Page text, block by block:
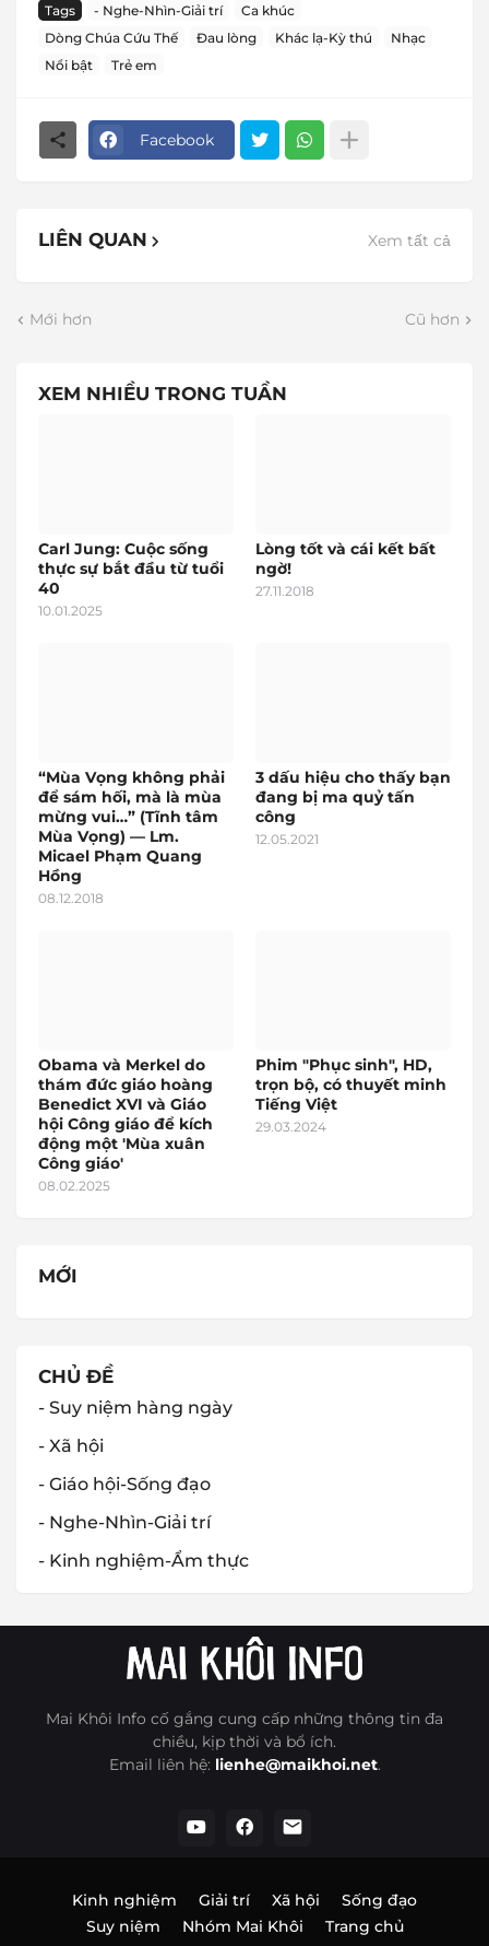
Tags - Nghe-Nhìn-Giải trí
Ca khúc
Dòng Chúa Cứu Thế
Đau lòng Khác lạ-Kỳ thú
Nhạc
Nổi bật
Trẻ em
Facebook
LIÊN QUAN Xem tất cả
Mới hơn Cũ hơn
XEM NHIỀU TRONG TUẦN
Carl Jung: Cuộc sống
thực sự bắt đầu từ tuổi
40
10.01.2025
Lòng tốt và cái kết bất
ngờ!
27.11.2018
“Mùa Vọng không phải
để sám hối, mà là mùa
mừng vui…” (Tĩnh tâm
Mùa Vọng) — Lm.
Micael Phạm Quang
Hồng
08.12.2018
3 dấu hiệu cho thấy bạn
đang bị ma quỷ tấn
công
12.05.2021
Obama và Merkel do
thám đức giáo hoàng
Benedict XVI và Giáo
hội Công giáo để kích
động một 'Mùa xuân
Công giáo'
08.02.2025
Phim "Phục sinh", HD,
trọn bộ, có thuyết minh
Tiếng Việt
29.03.2024
MỚI
CHỦ ĐỀ
- Suy niệm hàng ngày
- Xã hội
- Giáo hội-Sống đạo
- Nghe-Nhìn-Giải trí
- Kinh nghiệm-Ẩm thực
Mai Khôi Info cố gắng cung cấp những thông tin đa
chiều, kịp thời và bổ ích.
Email liên hệ: lienhe@maikhoi.net.
Kinh nghiệm Giải trí Xã hội
Sống đạo
Suy niệm
Nhóm Mai Khôi Trang chủ